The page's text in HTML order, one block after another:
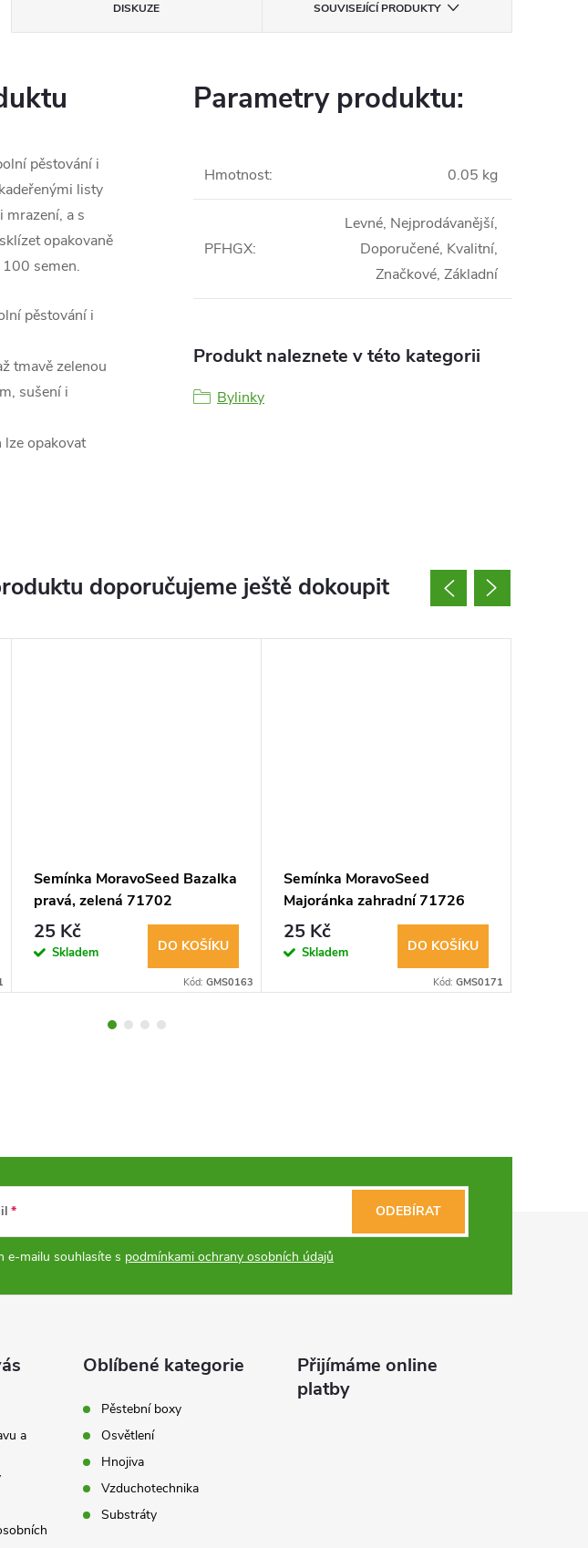
DISKUZE SOUVISEJÍCÍ PRODUKTY
pěstování i
listy
a s
opakovaně
semen.
pěstování i
tmavě zelenou
sušení i
lze opakovat
Parametry produktu:
Hmotnost: 0.05 kg
PFHGX:
Levné, Nejprodávanější,
Doporučené, Kvalitní,
Značkové, Základní
Produkt naleznete v této kategorii
Bylinky
doporučujeme ještě dokoupit
Semínka MoravoSeed Bazalka
pravá, zelená 71702
25 Kč
Skladem DO KOŠÍKU
Kód: GMS0163
Semínka MoravoSeed
Majoránka zahradní 71726
25 Kč
Skladem DO KOŠÍKU
Kód: GMS0171
e-mailu souhlasíte s podmínkami ochrany osobních údajů
ODEBÍRAT
a
Oblíbené kategorie
Pěstební boxy
Osvětlení
Hnojiva
Vzduchotechnika
Substráty
Přijímáme online
platby